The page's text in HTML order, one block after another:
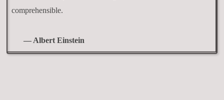
comprehensible.
— Albert Einstein